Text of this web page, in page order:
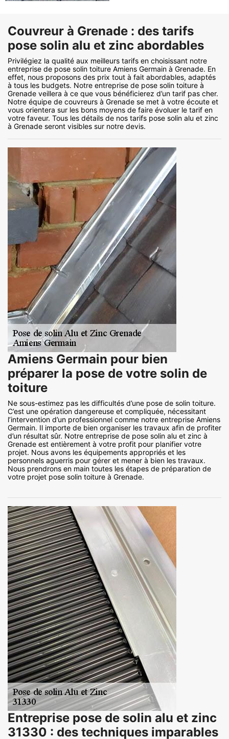
Couvreur à Grenade : des tarifs
pose solin alu et zinc abordables
Privilégiez la qualité aux meilleurs tarifs en choisissant notre
entreprise de pose solin toiture Amiens Germain à Grenade. En
effet, nous proposons des prix tout à fait abordables, adaptés
à tous les budgets. Notre entreprise de pose solin toiture à
Grenade veillera à ce que vous bénéficierez d’un tarif pas cher.
Notre équipe de couvreurs à Grenade se met à votre écoute et
vous orientera sur les bons moyens de faire évoluer le tarif en
votre faveur. Tous les détails de nos tarifs pose solin alu et zinc
à Grenade seront visibles sur notre devis.
Amiens Germain pour bien
préparer la pose de votre solin de
toiture
Ne sous-estimez pas les difficultés d’une pose de solin toiture.
C’est une opération dangereuse et compliquée, nécessitant
l’intervention d’un professionnel comme notre entreprise Amiens
Germain. Il importe de bien organiser les travaux afin de profiter
d’un résultat sûr. Notre entreprise de pose solin alu et zinc à
Grenade est entièrement à votre profit pour planifier votre
projet. Nous avons les équipements appropriés et les
personnels aguerris pour gérer et mener à bien les travaux.
Nous prendrons en main toutes les étapes de préparation de
votre projet pose solin toiture à Grenade.
Entreprise pose de solin alu et zinc
31330 : des techniques imparables